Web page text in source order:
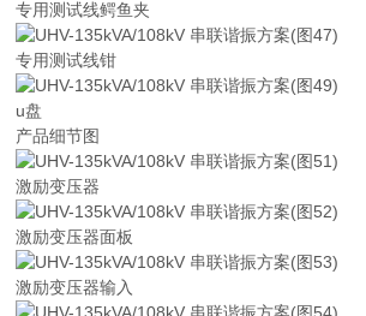
专用测试线鳄鱼夹
专用测试线钳
u盘
产品细节图
激励变压器
激励变压器面板
激励变压器输入